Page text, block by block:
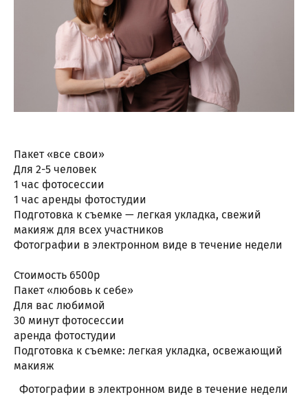
Пакет «все свои»
Для 2-5 человек
1 час фотосессии
1 час аренды фотостудии
Подготовка к съемке — легкая укладка, свежий
макияж для всех участников
Фотографии в электронном виде в течение недели
Стоимость 6500р
Пакет «любовь к себе»
Для вас любимой
30 минут фотосессии
аренда фотостудии
Подготовка к съемке: легкая укладка, освежающий
макияж
Фотографии в электронном виде в течение недели